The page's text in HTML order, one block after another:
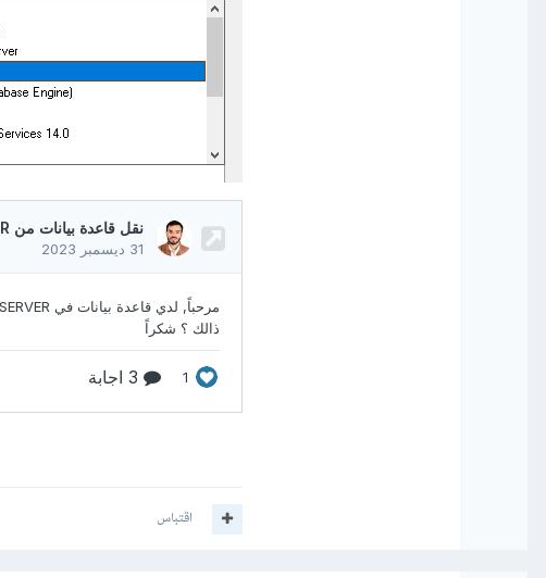
اقتباس